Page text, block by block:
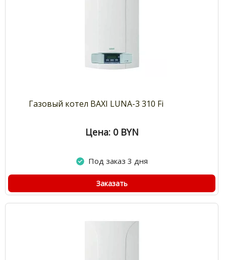
Газовый котел BAXI LUNA-3 310 Fi
Цена: 0 BYN
Под заказ 3 дня
Заказать